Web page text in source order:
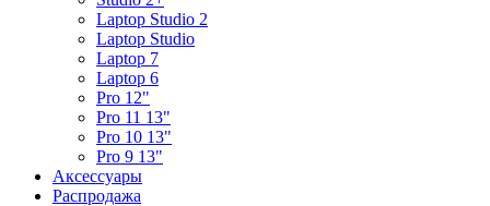
Laptop Studio 2
Laptop Studio
Laptop 7
Laptop 6
Pro 12"
Pro 11 13"
Pro 10 13"
Pro 9 13"
Аксессуары
Распродажа